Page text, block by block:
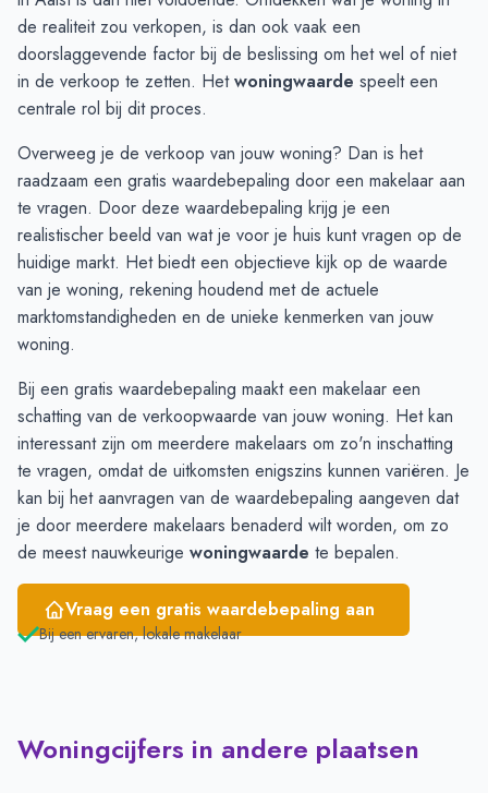
December € 444.600€ 344.336
Januari
€ 387.666 € 336.670
Februari
€ 346.500€ 350.833
Maart
€ 417.900 € 411.100
Mei
€ 471.447 € 485.833
Juni
€ 436.750 € 478.000
de realiteit zou verkopen, is dan ook vaak een
doorslaggevende factor bij de beslissing om het wel of niet
in de verkoop te zetten. Hetwoningwaarde speelt een
centrale rol bij dit proces.
Overweeg je de verkoop van jouw woning? Dan is het
raadzaam een gratis waardebepaling door een makelaar aan
te vragen. Door deze waardebepaling krijg je een
realistischer beeld van wat je voor je huis kunt vragen op de
huidige markt. Het biedt een objectieve kijk op de waarde
van je woning, rekening houdend met de actuele
marktomstandigheden en de unieke kenmerken van jouw
woning.
Bij een gratis waardebepaling maakt een makelaar een
schatting van de verkoopwaarde van jouw woning. Het kan
interessant zijn om meerdere makelaars om zo'n inschatting
te vragen, omdat de uitkomsten enigszins kunnen variëren. Je
kan bij het aanvragen van de waardebepaling aangeven dat
je door meerdere makelaars benaderd wilt worden, om zo
de meest nauwkeurige woningwaarde te bepalen.
Vraag een gratis waardebepaling aan
Bij een ervaren, lokale makelaar
Woningcijfers in andere plaatsen